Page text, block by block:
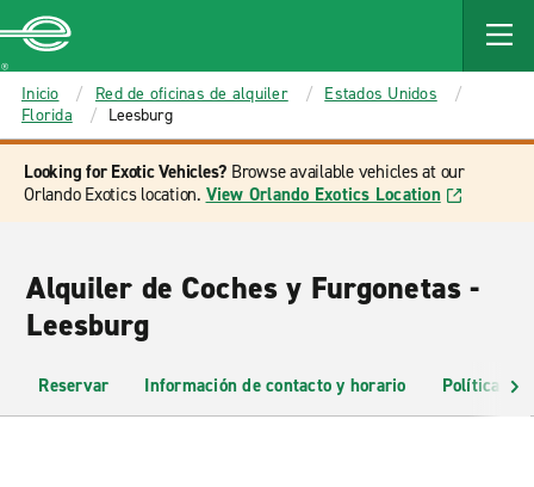
MAIN
CONTENT
Enterprise
Inicio Red de oficinas de alquiler
Estados Unidos
Florida
Leesburg
Looking for Exotic Vehicles? Browse available vehicles at our
Orlando Exotics location. View Orlando Exotics Location
Alquiler de Coches y Furgonetas -
Leesburg
Reservar Información de contacto y horario Políticas